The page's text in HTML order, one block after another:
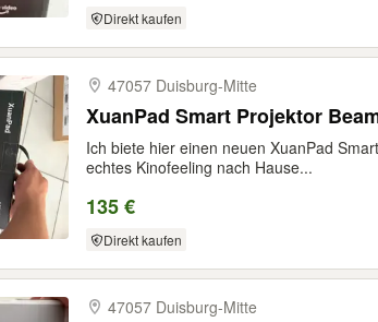
Direkt kaufen
47057 Duisburg-​Mitte
XuanPad Smart Projektor
Ich biete hier einen neuen XuanPad
echtes Kinofeeling nach Hause...
135 €
Direkt kaufen
47057 Duisburg-​Mitte